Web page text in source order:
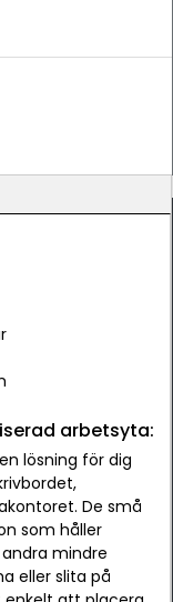
arbetsyta:
lösning för dig
De små
som håller
andra mindre
eller slita på